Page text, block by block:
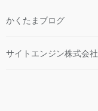
かくたまブログ
サイトエンジン株式会社